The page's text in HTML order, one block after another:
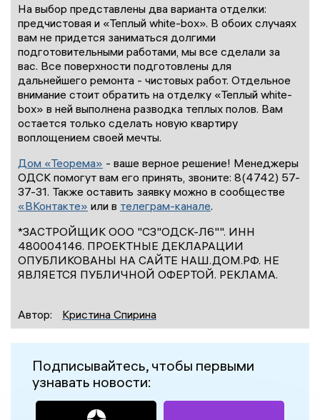
На выбор представлены два варианта отделки:
предчистовая и «Теплый white-box». В обоих случаях
вам не придется заниматься долгими
подготовительными работами, мы все сделали за
вас. Все поверхности подготовлены для
дальнейшего ремонта - чистовых работ. Отдельное
внимание стоит обратить на отделку «Теплый white-
box» в ней выполнена разводка теплых полов. Вам
остается только сделать новую квартиру
воплощением своей мечты.
Дом «Теорема» - ваше верное решение! Менеджеры
ОДСК помогут вам его принять, звоните: 8(4742) 57-
37-31. Также оставить заявку можно в сообществе
«ВКонтакте» или в телеграм-канале.
*ЗАСТРОЙЩИК ООО "СЗ"ОДСК-Л6"". ИНН
480004146. ПРОЕКТНЫЕ ДЕКЛАРАЦИИ
ОПУБЛИКОВАНЫ НА САЙТЕ НАШ.ДОМ.РФ. НЕ
ЯВЛЯЕТСЯ ПУБЛИЧНОЙ ОФЕРТОЙ. РЕКЛАМА.
Автор: Кристина Спирина
Подписывайтесь, чтобы первыми
узнавать новости: